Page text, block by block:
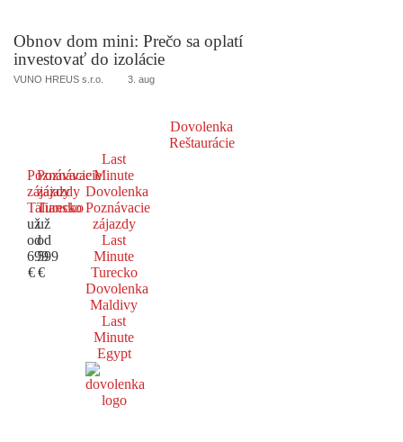
Obnov dom mini: Prečo sa oplatí
investovať do izolácie
VUNO HREUS s.r.o. 3. aug
Dovolenka
Reštaurácie
Poznávacie
zájazdy
Taliansko
už
od
699
€
Poznávacie
zájazdy
Turecko
už
od
599
€
Last
Minute
Dovolenka
Poznávacie
zájazdy
Last
Minute
Turecko
Dovolenka
Maldivy
Last
Minute
Egypt